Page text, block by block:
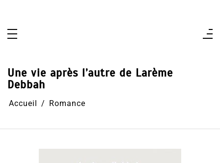
Une vie après l’autre de Larème
Debbah
Accueil Romance